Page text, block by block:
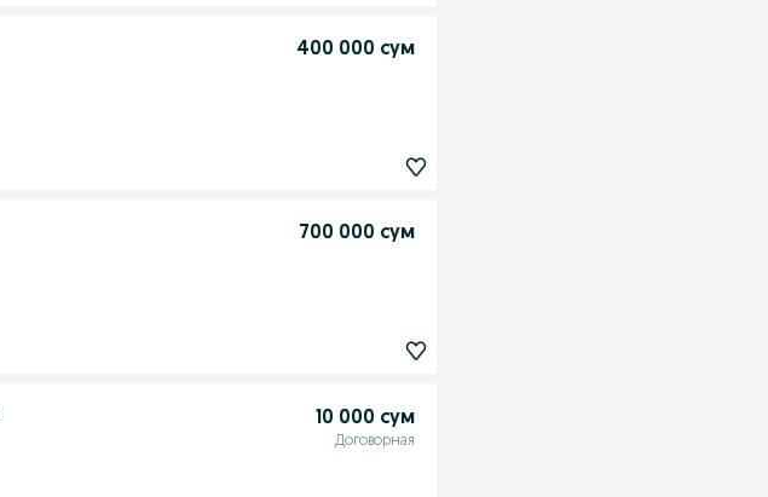
400 000 сум
700 000 сум
10 000 сум
Договорная